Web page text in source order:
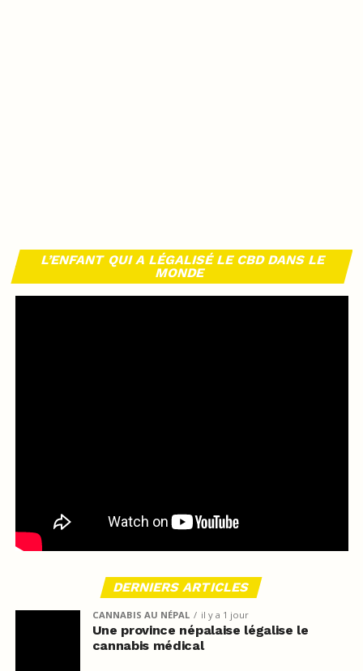
L’ENFANT QUI A LÉGALISÉ LE CBD DANS LE
MONDE
DERNIERS ARTICLES
CANNABIS AU NÉPAL il y a 1 jour
Une province népalaise légalise le
cannabis médical